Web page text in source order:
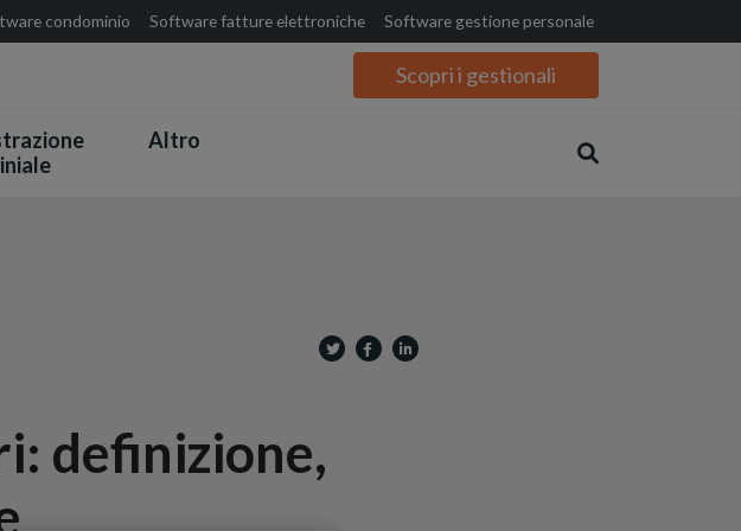
condominio Software fatture elettroniche Software gestione personale
Scopri i gestionali
Altro
definizione,